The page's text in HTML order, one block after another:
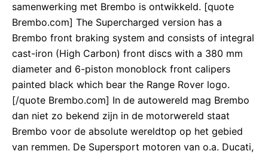
samenwerking met Brembo is ontwikkeld. [quote
Brembo.com] The Supercharged version has a
Brembo front braking system and consists of integral
cast-iron (High Carbon) front discs with a 380 mm
diameter and 6-piston monoblock front calipers
painted black which bear the Range Rover logo.
[/quote Brembo.com] In de autowereld mag Brembo
dan niet zo bekend zijn in de motorwereld staat
Brembo voor de absolute wereldtop op het gebied
van remmen. De Supersport motoren van o.a. Ducati,